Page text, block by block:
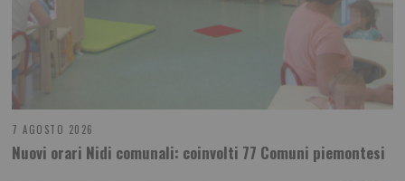
7 AGOSTO 2026
Nuovi orari Nidi comunali: coinvolti 77 Comuni piemontesi